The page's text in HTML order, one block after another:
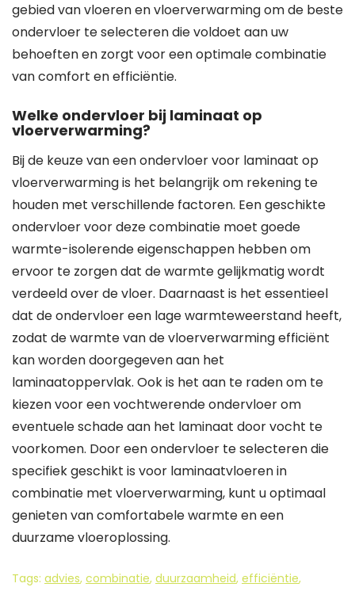
gebied van vloeren en vloerverwarming om de beste
ondervloer te selecteren die voldoet aan uw
behoeften en zorgt voor een optimale combinatie
van comfort en efficiëntie.
Welke ondervloer bij laminaat op
vloerverwarming?
Bij de keuze van een ondervloer voor laminaat op
vloerverwarming is het belangrijk om rekening te
houden met verschillende factoren. Een geschikte
ondervloer voor deze combinatie moet goede
warmte-isolerende eigenschappen hebben om
ervoor te zorgen dat de warmte gelijkmatig wordt
verdeeld over de vloer. Daarnaast is het essentieel
dat de ondervloer een lage warmteweerstand heeft,
zodat de warmte van de vloerverwarming efficiënt
kan worden doorgegeven aan het
laminaatoppervlak. Ook is het aan te raden om te
kiezen voor een vochtwerende ondervloer om
eventuele schade aan het laminaat door vocht te
voorkomen. Door een ondervloer te selecteren die
specifiek geschikt is voor laminaatvloeren in
combinatie met vloerverwarming, kunt u optimaal
genieten van comfortabele warmte en een
duurzame vloeroplossing.
Tags: advies, combinatie, duurzaamheid, efficiëntie,